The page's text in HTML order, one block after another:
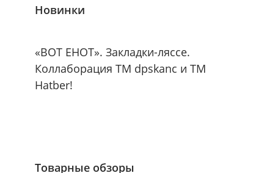
Новинки
«ВОТ ЕНОТ». Закладки-ляссе.
Коллаборация TM dpskanc и ТМ
Hatber!
Товарные обзоры